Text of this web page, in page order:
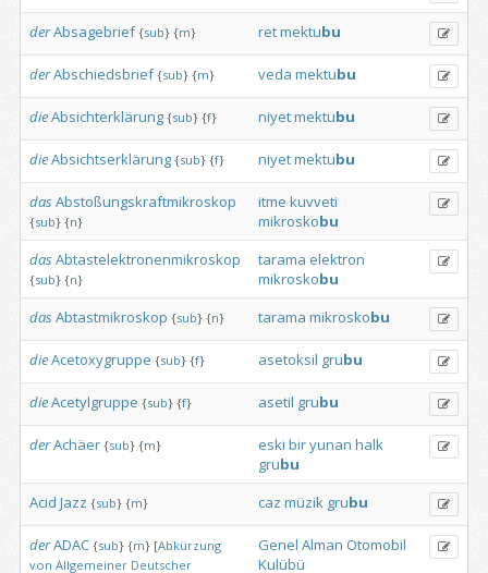
derAbsagebrief {sub} {m} retmektubu
derAbschiedsbrief {sub} {m} veda mektubu
dieAbsichterklärung {sub} {f} niyetmektubu
dieAbsichtserklärung {sub} {f} niyetmektubu
dasAbstoßungskraftmikroskop
{sub} {n}
itme kuvveti
mikroskobu
dasAbtastelektronenmikroskop
{sub} {n}
tarama elektron
mikroskobu
dasAbtastmikroskop {sub} {n} tarama mikroskobu
dieAcetoxygruppe {sub} {f} asetoksil grubu
dieAcetylgruppe {sub} {f} asetil grubu
derAchäer {sub} {m} eski biryunan halk
grubu
Acid Jazz {sub} {m} caz müzik grubu
derADAC {sub} {m} [Abkürzung
von Allgemeiner Deutscher
Genel Alman Otomobil
Kulübü